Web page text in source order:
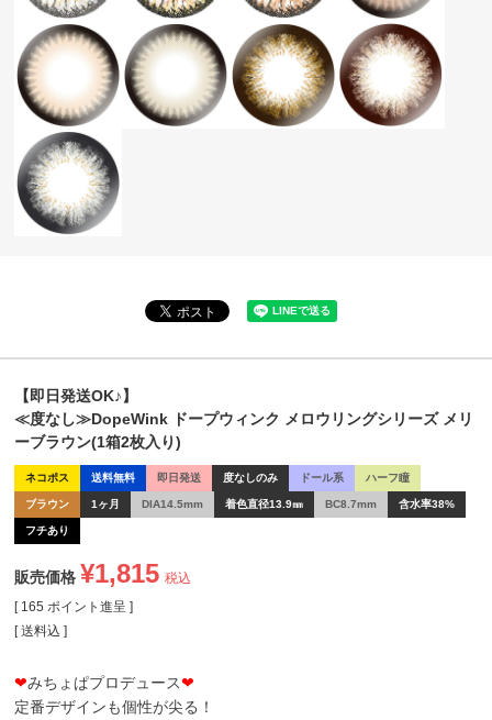
【即日発送OK♪】
≪度なし≫DopeWink ドープウィンク メロウリングシリーズ メリ
ーブラウン(1箱2枚入り)
ネコポス 送料無料 即日発送 度なしのみ ドール系 ハーフ瞳
ブラウン 1ヶ月 DIA14.5mm 着色直径13.9㎜ BC8.7mm 含水率38%
フチあり
販売価格 ¥1,815 税込
[ 165 ポイント進呈 ]
送料込
❤みちょぱプロデュース❤
定番デザインも個性が尖る！